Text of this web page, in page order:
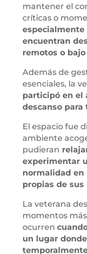
mantener el
críticas o
especialmente
encuentran
remotos o
Además de
esenciales, la
participó en el
descanso para
El espacio fue
ambiente
pudieran
experimentar
normalidad en
propias de
La veterana
momentos
ocurren
un lugar